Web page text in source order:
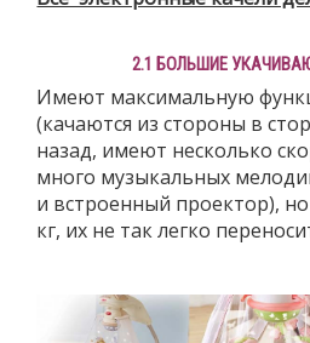
2.1 БОЛЬШИЕ
Имеют максимальную
(качаются из стороны в
назад, имеют несколько
много музыкальных
и встроенный проектор),
кг, их не так легко